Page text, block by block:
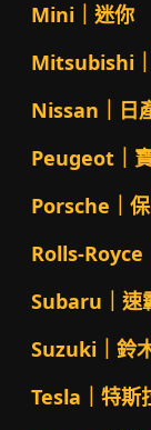
Mini｜迷你
Mitsubishi
Nissan｜日
Peugeot｜
Porsche｜
Rolls-Royce
Subaru｜速
Suzuki｜鈴
Tesla｜特斯